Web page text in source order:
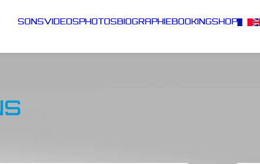
SONSVIDEOSPHOTOSBIOGRAPHIEBOOKINGSHOP